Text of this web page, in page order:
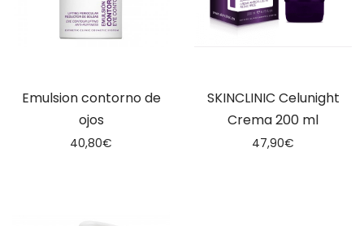
Emulsion contorno de
ojos
40,80€
SKINCLINIC Celunight
Crema 200 ml
47,90€